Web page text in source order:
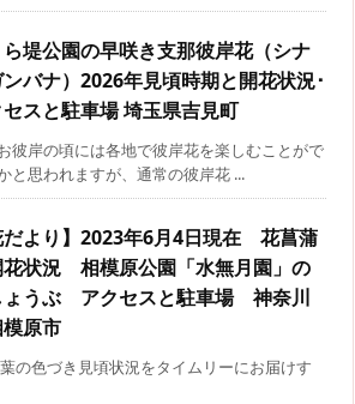
ら堤公園の早咲き支那彼岸花（シナ
ンバナ）2026年見頃時期と開花状況･
スと駐車場 埼玉県吉見町
彼岸の頃には各地で彼岸花を楽しむことがで
と思われますが、通常の彼岸花 ...
だより】2023年6月4日現在 花菖蒲
花状況 相模原公園「水無月園」の
ょうぶ アクセスと駐車場 神奈川
原市
の色づき見頃状況をタイムリーにお届けす